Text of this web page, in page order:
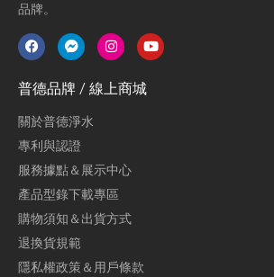
品牌。
普德品牌 / 線上商城
關於普德淨水
專利與認證
服務據點＆展示中心
產品型錄下載專區
購物須知＆出貨方式
退換貨規範
隱私權政策＆用戶條款